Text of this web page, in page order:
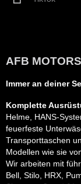
AFB
Immer an deiner
Komplette
Helme, HANS-
feuerfeste
Transporttaschen
Modellen wie sie
Wir arbeiten mit
Bell, Stilo, HRX,